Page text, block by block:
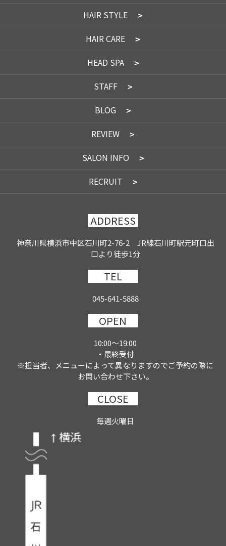
HAIR STYLE
HAIR CARE
HEAD SPA
STAFF
BLOG
REVIEW
SALON INFO
RECRUIT
ADDRESS
神奈川県横浜市中区石川町2-76-2 JR線石川町駅元町口出
口より徒歩1分
TEL
045-641-5888
OPEN
10:00～19:00
・最終受付
※担当者、メニューによって異なりますのでご予約の際に
お問い合わせ下さい。
CLOSE
毎週火曜日